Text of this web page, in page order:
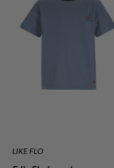
LIKE FLO